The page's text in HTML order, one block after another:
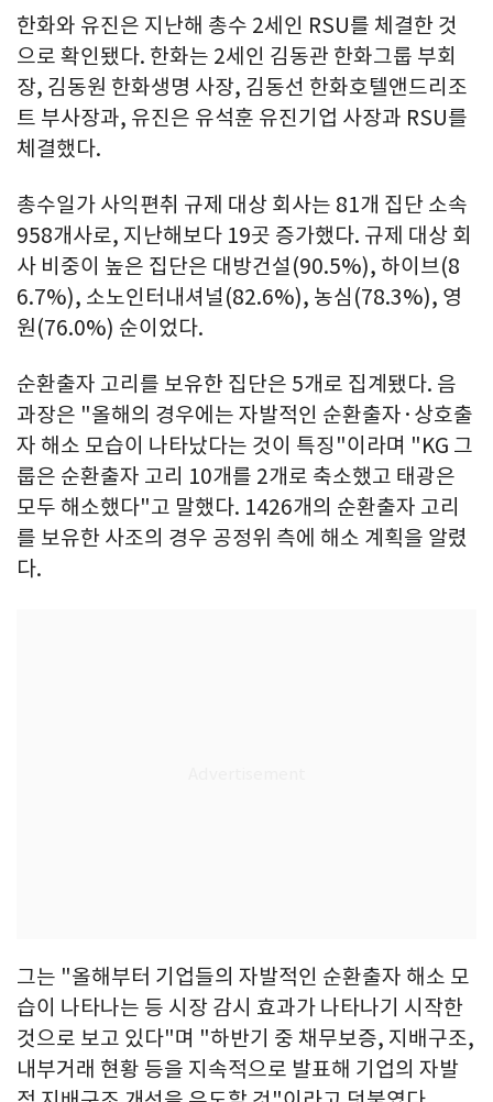
한화와 유진은 지난해 총수 2세인 RSU를 체결한 것
으로 확인됐다. 한화는 2세인 김동관 한화그룹 부회
장, 김동원 한화생명 사장, 김동선 한화호텔앤드리조
트 부사장과, 유진은 유석훈 유진기업 사장과 RSU를
체결했다.
총수일가 사익편취 규제 대상 회사는 81개 집단 소속
958개사로, 지난해보다 19곳 증가했다. 규제 대상 회
사 비중이 높은 집단은 대방건설(90.5%), 하이브(8
6.7%), 소노인터내셔널(82.6%), 농심(78.3%), 영
원(76.0%) 순이었다.
순환출자 고리를 보유한 집단은 5개로 집계됐다. 음
과장은 "올해의 경우에는 자발적인 순환출자·상호출
자 해소 모습이 나타났다는 것이 특징"이라며 "KG 그
룹은 순환출자 고리 10개를 2개로 축소했고 태광은
모두 해소했다"고 말했다. 1426개의 순환출자 고리
를 보유한 사조의 경우 공정위 측에 해소 계획을 알렸
다.
그는 "올해부터 기업들의 자발적인 순환출자 해소 모
습이 나타나는 등 시장 감시 효과가 나타나기 시작한
것으로 보고 있다"며 "하반기 중 채무보증, 지배구조,
내부거래 현황 등을 지속적으로 발표해 기업의 자발